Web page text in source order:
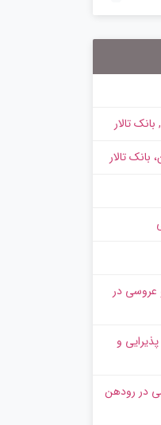
تالار
بانک تالار
و عروسی در
پذیرایی و
در رودهن